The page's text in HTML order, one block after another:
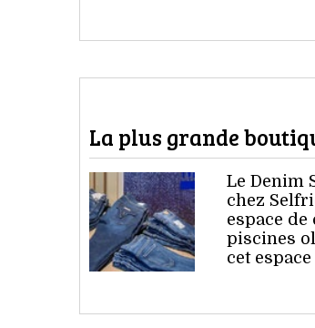
La plus grande
Le Denim
chez
espace de
piscines
cet